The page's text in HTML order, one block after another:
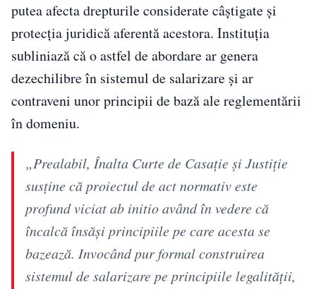
putea afecta drepturile considerate câștigate și
protecția juridică aferentă acestora. Instituția
subliniază că o astfel de abordare ar genera
dezechilibre în sistemul de salarizare și ar
contraveni unor principii de bază ale reglementării
în domeniu.
„Prealabil, Înalta Curte de Casaţie şi Justiţie
susţine că proiectul de act normativ este
profund viciat ab initio având în vedere că
încalcă însăși principiile pe care acesta se
bazează. Invocând pur formal construirea
sistemul de salarizare pe principiile legalității,